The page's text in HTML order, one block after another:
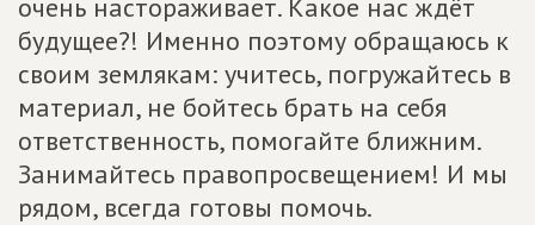
очень настораживает. Какое нас ждёт
будущее?! Именно поэтому обращаюсь к
своим землякам: учитесь, погружайтесь в
материал, не бойтесь брать на себя
ответственность, помогайте ближним.
Занимайтесь правопросвещением! И мы
рядом, всегда готовы помочь.